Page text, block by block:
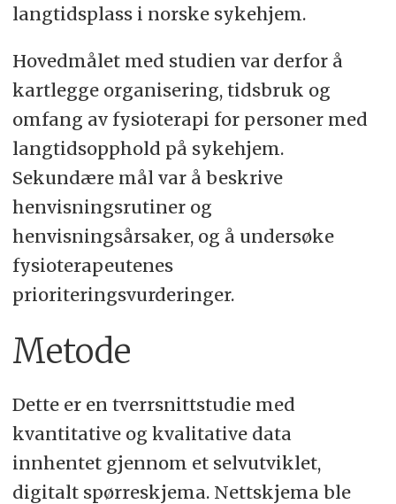
langtidsplass i norske sykehjem.
Hovedmålet med studien var derfor å
kartlegge organisering, tidsbruk og
omfang av fysioterapi for personer med
langtidsopphold på sykehjem.
Sekundære mål var å beskrive
henvisningsrutiner og
henvisningsårsaker, og å undersøke
fysioterapeutenes
prioriteringsvurderinger.
Metode
Dette er en tverrsnittstudie med
kvantitative og kvalitative data
innhentet gjennom et selvutviklet,
digitalt spørreskjema. Nettskjema ble